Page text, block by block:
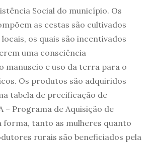
Social do município. Os
as cestas são cultivados
os quais são incentivados
uma consciência
manuseio e uso da terra para o
Os produtos são adquiridos
tabela de precificação de
– Programa de Aquisição de
forma, tanto as mulheres quanto
rurais são beneficiados pela